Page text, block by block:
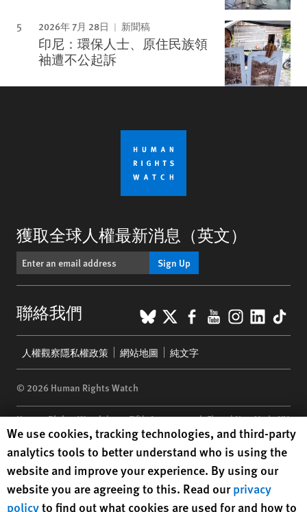
2026年 7月 28日 新聞稿
印尼：環保人士、原住民族領
袖遭不公起訴
獲取全球人權最新消息（英文）
Sign Up
聯絡我們 BlueSky
X Facebook
YouTube
menu
人權觀察隱私權政策 網站地圖 純文字
© 2026 Human Rights Watch
Human Rights Watch| 350 Fifth Avenue, 34th Floor | New York,NY
10118-3299USA|t 1.212.290.4700
Human Rights Watchis a 501(C)(3) nonprofit registered in the US
under EIN: 13-2875808
Human Rights Watch cookie preferences
We use cookies, tracking technologies, and third-party
analytics tools to better understand who is using the
website and improve your experience. By using our
website you are agreeing to this. Read ourprivacy
policyto find out what cookies are used for and how to